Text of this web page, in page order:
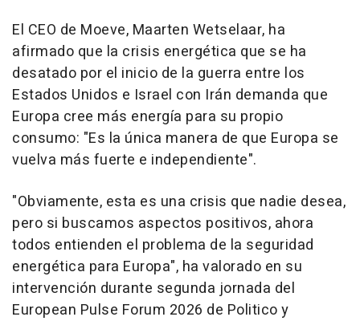
El CEO de Moeve, Maarten Wetselaar, ha
afirmado que la crisis energética que se ha
desatado por el inicio de la guerra entre los
Estados Unidos e Israel con Irán demanda que
Europa cree más energía para su propio
consumo: "Es la única manera de que Europa se
vuelva más fuerte e independiente".
"Obviamente, esta es una crisis que nadie desea,
pero si buscamos aspectos positivos, ahora
todos entienden el problema de la seguridad
energética para Europa", ha valorado en su
intervención durante segunda jornada del
European Pulse Forum 2026 de Politico y